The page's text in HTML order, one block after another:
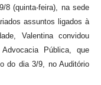
8 (quinta-feira), na sede
assuntos ligados à
Valentina convidou
Pública, que
do dia 3/9, no Auditório